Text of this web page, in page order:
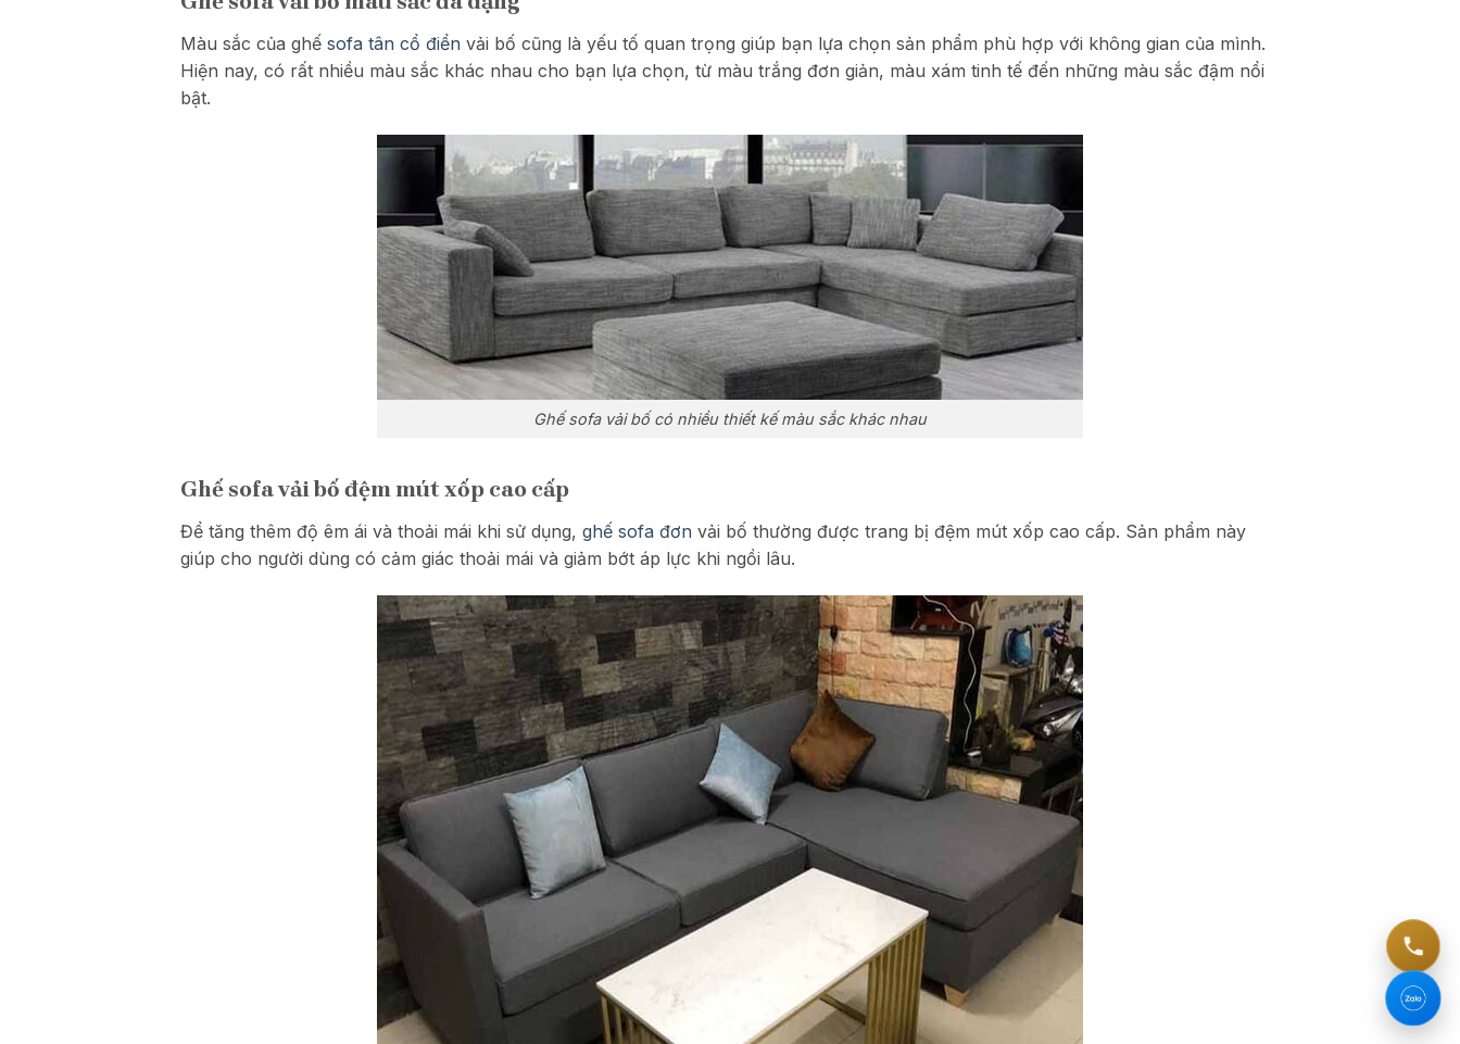
Màu sắc của ghếsofa tân cổ điển vải bố cũng là yếu tố quan trọng giúp bạn lựa chọn sản phẩm phù hợp với không gian của mình.
Hiện nay, có rất nhiều màu sắc khác nhau cho bạn lựa chọn, từ màu trắng đơn giản, màu xám tinh tế đến những màu sắc đậm nổi
bật.
Ghế sofa vải bố có nhiều thiết kế màu sắc khác nhau
Ghế sofa vải bố đệm mút xốp cao cấp
Để tăng thêm độ êm ái và thoải mái khi sử dụng,ghế sofa đơn vải bố thường được trang bị đệm mút xốp cao cấp. Sản phẩm này
giúp cho người dùng có cảm giác thoải mái và giảm bớt áp lực khi ngồi lâu.